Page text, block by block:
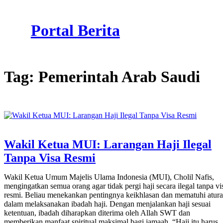
Portal Berita
Tag: Pemerintah Arab Saudi
Wakil Ketua MUI: Larangan Haji Ilegal
Tanpa Visa Resmi
Wakil Ketua Umum Majelis Ulama Indonesia (MUI), Cholil Nafis,
mengingatkan semua orang agar tidak pergi haji secara ilegal tanpa
resmi. Beliau menekankan pentingnya keikhlasan dan mematuhi
dalam melaksanakan ibadah haji. Dengan menjalankan haji sesuai
ketentuan, ibadah diharapkan diterima oleh Allah SWT dan